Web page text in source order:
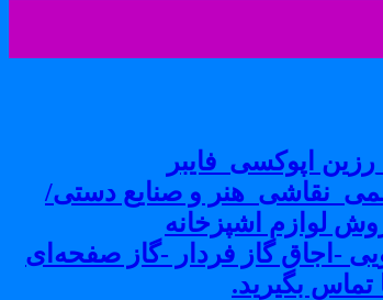
اپوکسی_فایبر
و صنایع دستی/
لوازم اشپزخانه
-اجاق گاز فردار -گاز صفحه‌ای
بگیرید.